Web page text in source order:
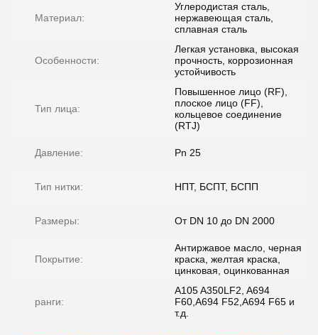
Материал:
Углеродистая сталь,
нержавеющая сталь,
сплавная сталь
Особенности:
Легкая установка, высокая
прочность, коррозионная
устойчивость
Тип лица:
Повышенное лицо (RF),
плоское лицо (FF),
кольцевое соединение
(RTJ)
Давление: Pn 25
Тип нитки: НПТ, БСПТ, БСПП
Размеры: От DN 10 до DN 2000
Покрытие:
Антиржавое масло, черная
краска, желтая краска,
цинковая, оцинкованная
ранги:
A105 A350LF2, A694
F60,A694 F52,A694 F65 и
т.д.